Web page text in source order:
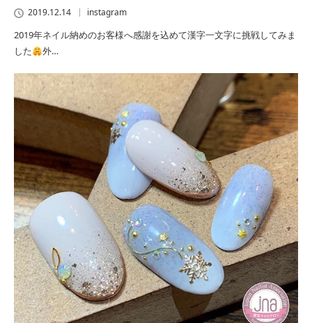
2019.12.14 instagram
2019年ネイル納めのお客様へ感謝を込めて漢字一文字に挑戦してみま
した
外…